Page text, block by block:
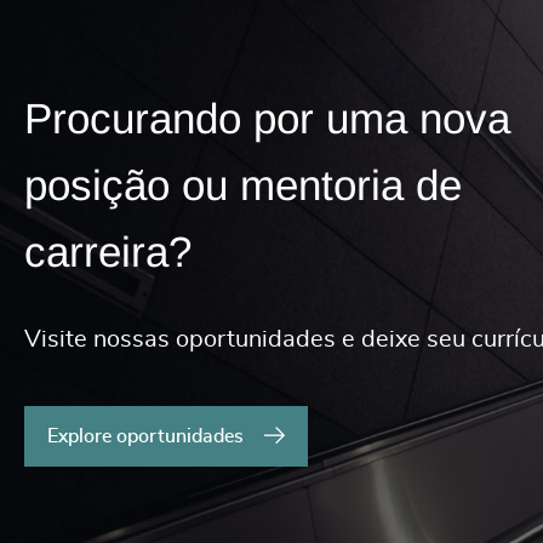
Procurando por uma nova
posição ou mentoria de
carreira?
Visite nossas oportunidades e deixe seu
Explore oportunidades